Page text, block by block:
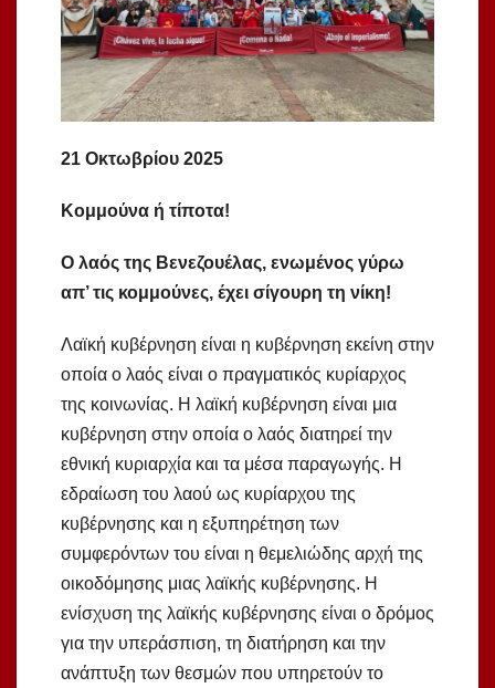
21 Οκτωβρίου 2025
Κομμούνα ή τίποτα!
Ο λαός της Βενεζουέλας, ενωμένος γύρω
απ’ τις κομμούνες, έχει σίγουρη τη νίκη!
Λαϊκή κυβέρνηση είναι η κυβέρνηση εκείνη στην
οποία ο λαός είναι ο πραγματικός κυρίαρχος
της κοινωνίας. H λαϊκή κυβέρνηση είναι μια
κυβέρνηση στην οποία ο λαός διατηρεί την
εθνική κυριαρχία και τα μέσα παραγωγής. Η
εδραίωση του λαού ως κυρίαρχου της
κυβέρνησης και η εξυπηρέτηση των
συμφερόντων του είναι η θεμελιώδης αρχή της
οικοδόμησης μιας λαϊκής κυβέρνησης. Η
ενίσχυση της λαϊκής κυβέρνησης είναι ο δρόμος
για την υπεράσπιση, τη διατήρηση και την
ανάπτυξη των θεσμών που υπηρετούν το